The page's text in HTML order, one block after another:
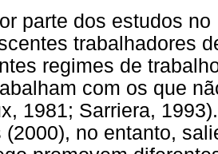
parte dos estudos
trabalhadores
regimes de
com os que
1981; Sarriera,
(2000), no entanto,